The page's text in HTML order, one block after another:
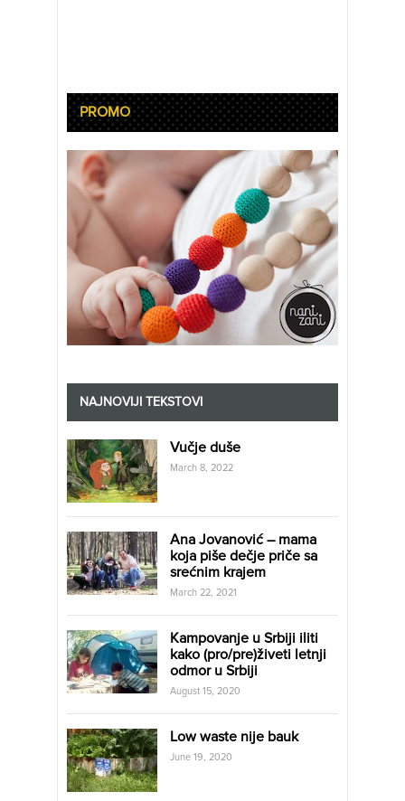
PROMO
NAJNOVIJI TEKSTOVI
Vučje duše
March 8, 2022
Ana Jovanović – mama
koja piše dečje priče sa
srećnim krajem
March 22, 2021
Kampovanje u Srbiji iliti
kako (pro/pre)živeti letnji
odmor u Srbiji
August 15, 2020
Low waste nije bauk
June 19, 2020